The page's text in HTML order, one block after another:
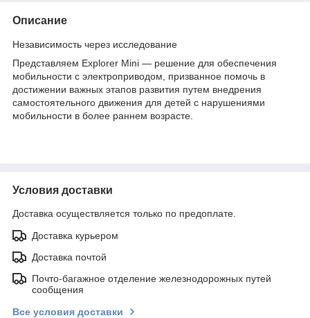
Описание
Независимость через исследование
Представляем Explorer Mini — решение для обеспечения
мобильности с электроприводом, призванное помочь в
достижении важных этапов развития путем внедрения
самостоятельного движения для детей с нарушениями
мобильности в более раннем возрасте.
Условия доставки
Доставка осуществляется только по предоплате.
Доставка курьером
Доставка почтой
Почто-багажное отделение железнодорожных путей
сообщения
Все условия доставки